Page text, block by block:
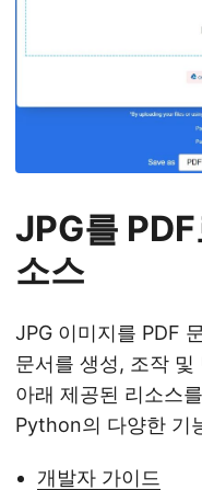
JPG를
소스
JPG 이미지를 PDF
문서를 생성, 조작
아래 제공된 리소스
Python의 다양한 기
개발자 가이드